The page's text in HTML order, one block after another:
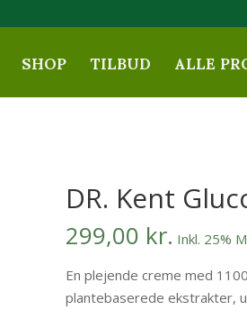
SHOP TILBUD ALLE
DR. Kent
299,00 kr. Inkl. 25%
En plejende creme med
plantebaserede ekstrakter,